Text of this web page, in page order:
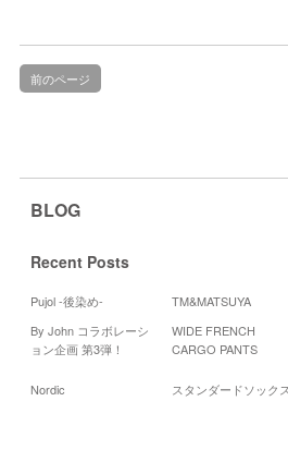
前のページ
BLOG
Recent Posts
Pujol -後染め- TM&MATSUYA
By John コラボレーシ
ョン企画 第3弾！
WIDE FRENCH
CARGO PANTS
Nordic
スタンダードソックス